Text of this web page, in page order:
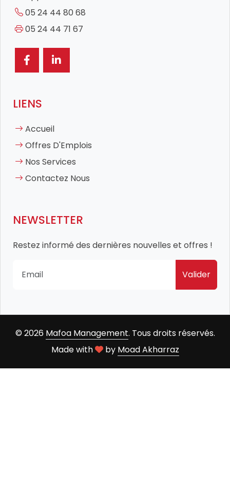
05 24 44 80 68
05 24 44 71 67
LIENS
Accueil
Offres D'Emplois
Nos Services
Contactez Nous
NEWSLETTER
Restez informé des dernières nouvelles et offres !
Valider
© 2026 Mafoa Management. Tous droits réservés.
Made with
by Moad Akharraz